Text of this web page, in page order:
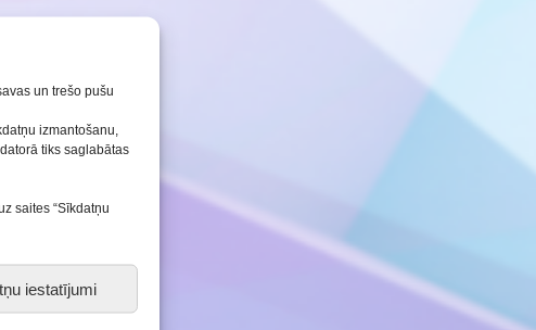
un trešo pušu
izmantošanu,
tiks saglabātas
saites “Sīkdatņu
iestatījumi